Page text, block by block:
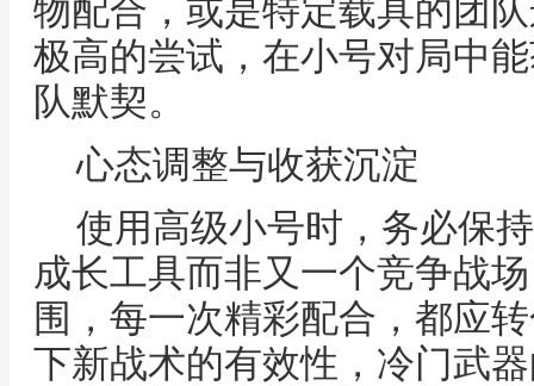
物配合，或是特定载具的团
极高的尝试，在小号对局中
队默契。
心态调整与收获沉淀
使用高级小号时，务必保
成长工具而非又一个竞争战
围，每一次精彩配合，都应
下新战术的有效性，冷门武